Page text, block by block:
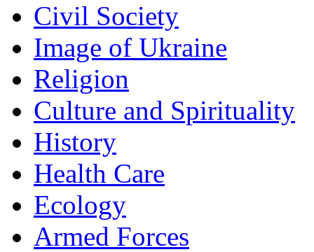
Civil Society
Image of Ukraine
Religion
Culture and Spirituality
History
Health Care
Ecology
Armed Forces